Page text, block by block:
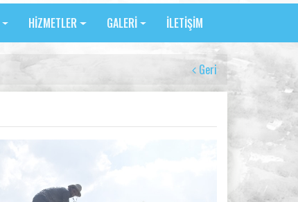
HİZMETLER GALERİ İLETİŞİM
Geri